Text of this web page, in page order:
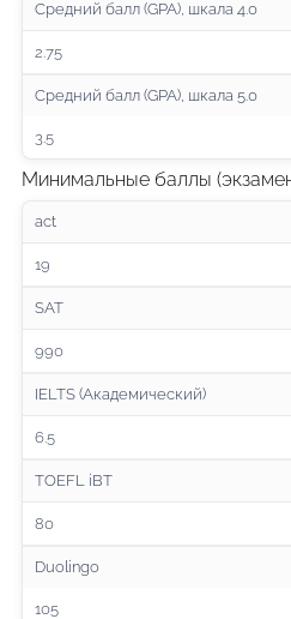
Средний балл (GPA), шкала 4.0
2.75
Средний балл (GPA), шкала 5.0
3.5
Минимальные баллы
act
19
SAT
990
IELTS (Академический)
6.5
TOEFL iBT
80
Duolingo
105